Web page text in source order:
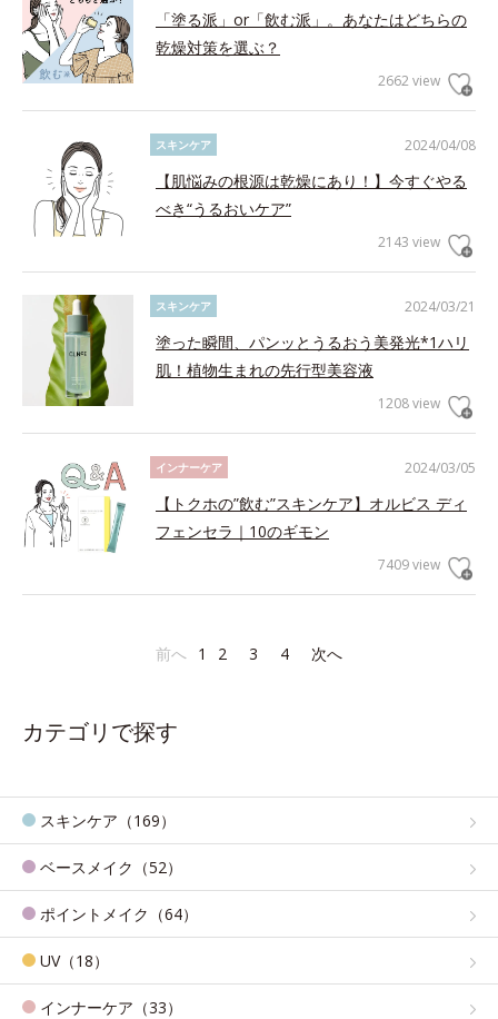
「塗る派」or「飲む派」。あなたはどちらの
乾燥対策を選ぶ？
2662 view
2024/04/08
スキンケア
【肌悩みの根源は乾燥にあり！】今すぐやる
べき“うるおいケア”
2143 view
2024/03/21
スキンケア
塗った瞬間、パンッとうるおう美発光*1ハリ
肌！植物生まれの先行型美容液
1208 view
2024/03/05
インナーケア
【トクホの”飲む”スキンケア】オルビス ディ
フェンセラ｜10のギモン
7409 view
前へ 1 2 3 4 次へ
カテゴリで探す
スキンケア（169）
ベースメイク（52）
ポイントメイク（64）
UV（18）
インナーケア（33）